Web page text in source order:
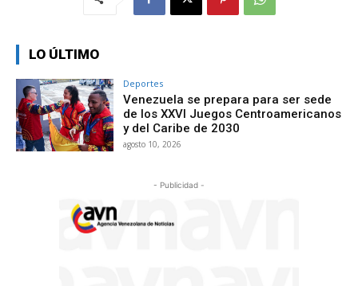
LO ÚLTIMO
Deportes
Venezuela se prepara para ser sede
de los XXVI Juegos Centroamericanos
y del Caribe de 2030
agosto 10, 2026
- Publicidad -